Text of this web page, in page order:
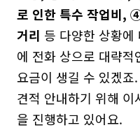
로 인한 특수 작업비,
거리 등 다양한 상황에
에 전화 상으로 대략
요금이 생길 수 있겠
견적 안내하기 위해 이
을 진행하고 있어요.